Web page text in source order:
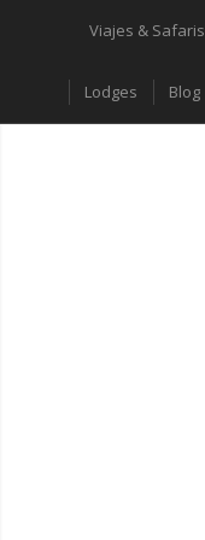
Viajes & Safaris
Lodges Blog